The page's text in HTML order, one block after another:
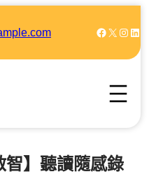
Facebook X Instagram LinkedIn
智】聽讀隨感錄